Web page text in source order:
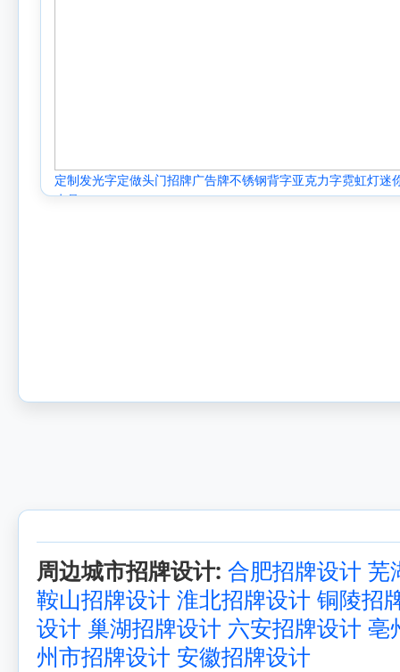
定制发光字定做头门招牌广告牌不锈钢背字亚克力字霓虹灯迷
水晶
周边城市招牌设计: 合肥招牌设计 芜
鞍山招牌设计 淮北招牌设计 铜陵招
设计 巢湖招牌设计 六安招牌设计 亳
州市招牌设计 安徽招牌设计